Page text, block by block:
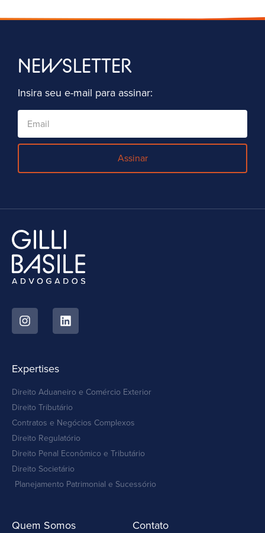
NEWSLETTER
Insira seu e-mail para assinar:
Assinar
Expertises
Direito Aduaneiro e Comércio Exterior
Direito Tributário
Contratos e Negócios Complexos
Direito Regulatório
Direito Penal Econômico e Tributário
Direito Societário
Planejamento Patrimonial e Sucessório
Quem Somos Contato